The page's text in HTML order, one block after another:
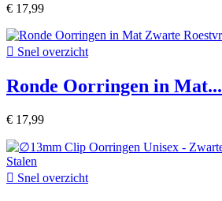
€ 17,99
 Snel overzicht
Ronde Oorringen in Mat...
€ 17,99
 Snel overzicht